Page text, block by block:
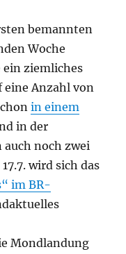
bemannten
Woche
ein ziemliches
Anzahl von
in einem
in der
noch zwei
wird sich das
im BR-
Mondlandung